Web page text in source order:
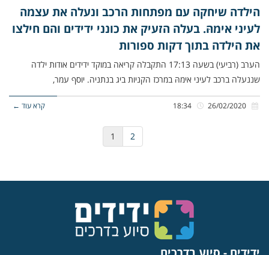
הילדה שיחקה עם מפתחות הרכב ונעלה את עצמה
לעיני אימהּ. בעלה הזעיק את כונני ידידים והם חילצו
את הילדה בתוך דקות ספורות
הערב (רביעי) בשעה 17:13 התקבלה קריאה במוקד ידידים אודות ילדה
שננעלה ברכב לעיני אימהּ במרכז הקניות ביג בנתניה. יוסף עמר,
קרא עוד ←
1 2